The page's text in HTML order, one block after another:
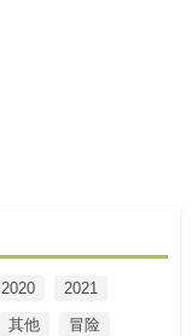
2020
2021
其他
冒险